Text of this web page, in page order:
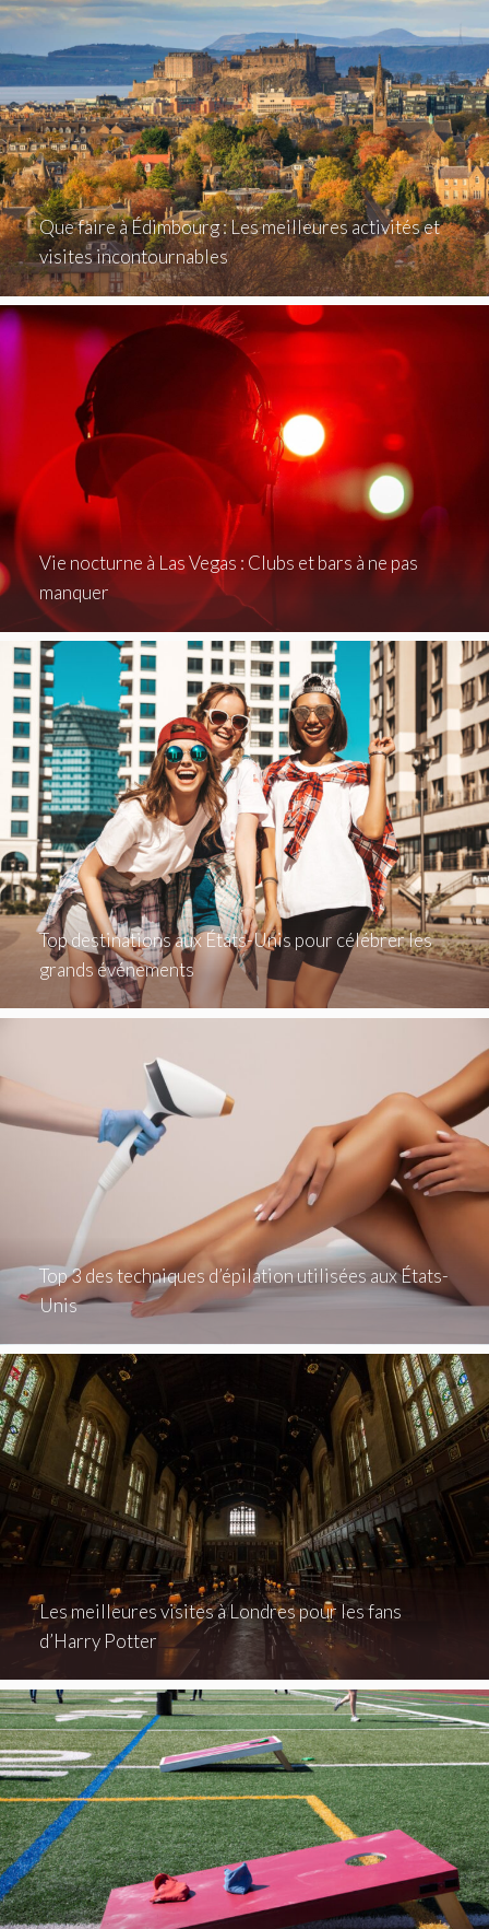
Que faire à Édimbourg : Les meilleures activités et
visites incontournables
Vie nocturne à Las Vegas : Clubs et bars à ne pas
manquer
Top destinations aux États-Unis pour célébrer les
grands événements
Top 3 des techniques d’épilation utilisées aux États-
Unis
Les meilleures visites à Londres pour les fans
d’Harry Potter